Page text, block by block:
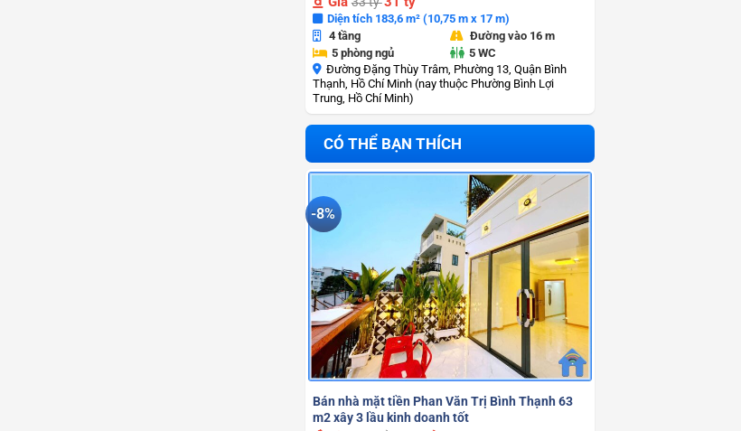
Diện tích 183,6 m² (10,75 m x 17 m)
4 tầng
Đường vào 16 m
5 phòng ngủ
5 WC
Đường Đặng Thùy Trâm, Phường 13, Quận Bình
Thạnh, Hồ Chí Minh (nay thuộc Phường Bình Lợi
Trung, Hồ Chí Minh)
CÓ THỂ BẠN THÍCH
-8%
Bán nhà mặt tiền Phan Văn Trị Bình Thạnh 63
m2 xây 3 lầu kinh doanh tốt